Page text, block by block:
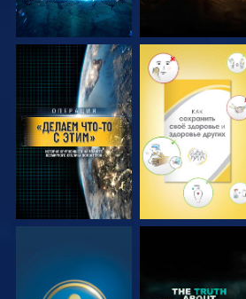
СМОТРЕТЬ СМОТРЕТЬ
СМОТРЕТЬ СМОТРЕТЬ